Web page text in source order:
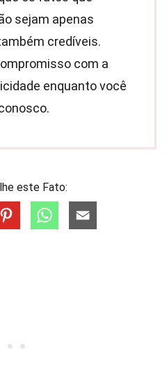
sejam apenas
credíveis.
com a
enquanto você
este Fato: